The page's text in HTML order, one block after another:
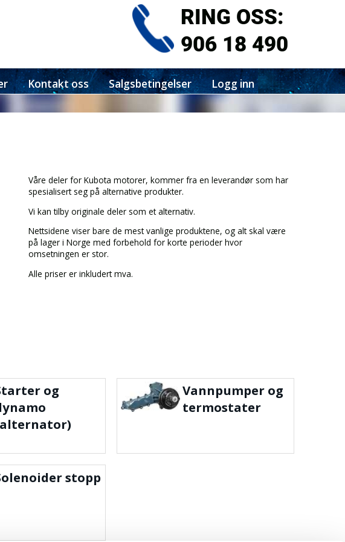
RING OSS:
906 18 490
Kontakt oss Salgsbetingelser Logg inn
Våre deler for Kubota motorer, kommer fra en leverandør som har
spesialisert seg på alternative produkter.
Vi kan tilby originale deler som et alternativ.
Nettsidene viser bare de mest vanlige produktene, og alt skal være
på lager i Norge med forbehold for korte perioder hvor
omsetningen er stor.
Alle priser er inkludert mva.
og
Vannpumper og
termostater
stopp